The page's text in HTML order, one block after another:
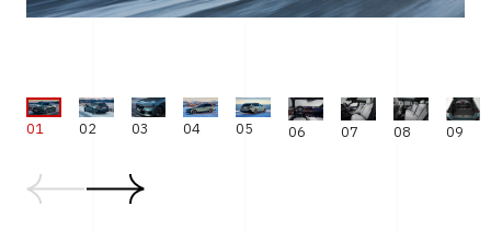
01 02 03 04 05 06 07 08 09